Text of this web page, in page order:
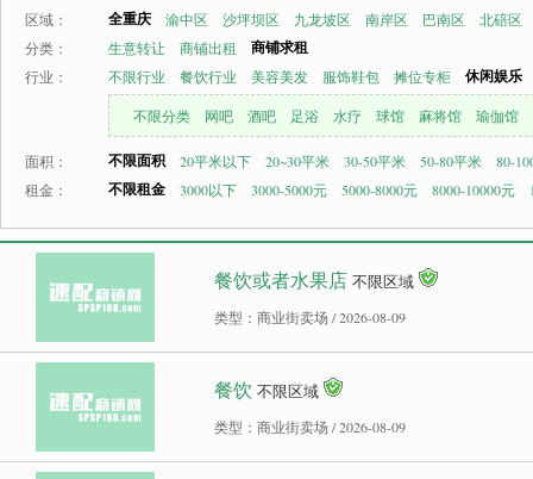
区域： 全重庆 渝中区 沙坪坝区 九龙坡区 南岸区 巴南区
北碚区
分类：
生意转让 商铺出租 商铺求租
行业： 不限行业 餐饮行业 美容美发 服饰鞋包 摊位专柜 休闲娱乐
不限分类 网吧 酒吧 足浴 水疗 球馆 麻将馆 瑜伽馆
面积： 不限面积 20平米以下 20~30平米 30-50平米 50-80平米
80-
租金：
不限租金 3000以下 3000-5000元 5000-8000元 8000-10000元
餐饮或者水果店 不限区域
类型：商业街卖场 / 2026-08-09
餐饮 不限区域
类型：商业街卖场 / 2026-08-09